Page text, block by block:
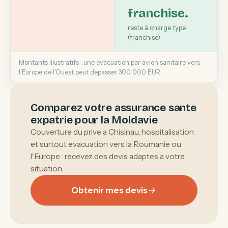
franchise.
reste à charge type
(franchise)
Montants illustratifs : une evacuation par avion sanitaire vers
l'Europe de l'Ouest peut depasser 300 000 EUR.
Comparez votre assurance sante
expatrie pour la Moldavie
Couverture du prive a Chisinau, hospitalisation
et surtout evacuation vers la Roumanie ou
l'Europe : recevez des devis adaptes a votre
situation.
Obtenir mes devis